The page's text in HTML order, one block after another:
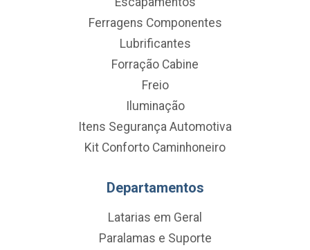
Ferragens Componentes
Lubrificantes
Forração Cabine
Freio
Iluminação
Itens Segurança Automotiva
Kit Conforto Caminhoneiro
Departamentos
Latarias em Geral
Paralamas e Suporte